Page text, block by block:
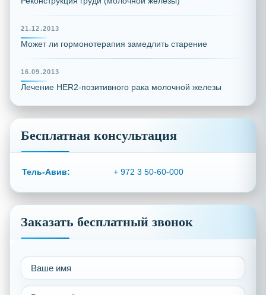
21.12.2013
Может ли гормонотерапия замедлить старение
16.09.2013
Лечение HER2-позитивного рака молочной железы
Бесплатная консультация
Тель-Авив: + 972 3 50-60-000
Заказать бесплатный звонок